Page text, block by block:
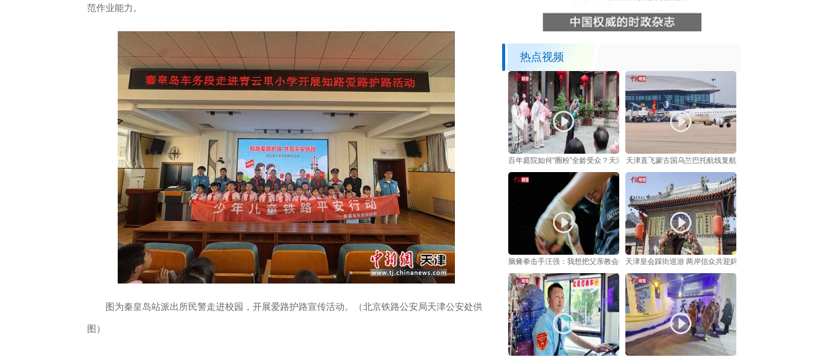
范作业能力。
图为秦皇岛站派出所民警走进校园，开展爱路护路宣传活动。（北京铁路公安局天津公安处供
图）
热点视频
百年庭院如何“圈粉”全龄受众？天津百年风貌庭院解锁非遗昆曲“风雅密码”
天津直飞蒙古国乌兰巴托航线复航
脑瘫拳击手汪强：我想把父亲教会我的 教给更多人天津皇会踩街巡游 两岸信众共迎妈祖诞辰